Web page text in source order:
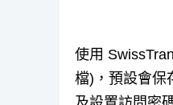
使用
檔)，預設會保